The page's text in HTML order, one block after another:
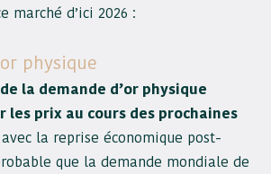
marché d’ici 2026 :
physique
la demande d’or physique
prix au cours des prochaines
la reprise économique post-
que la demande mondiale de